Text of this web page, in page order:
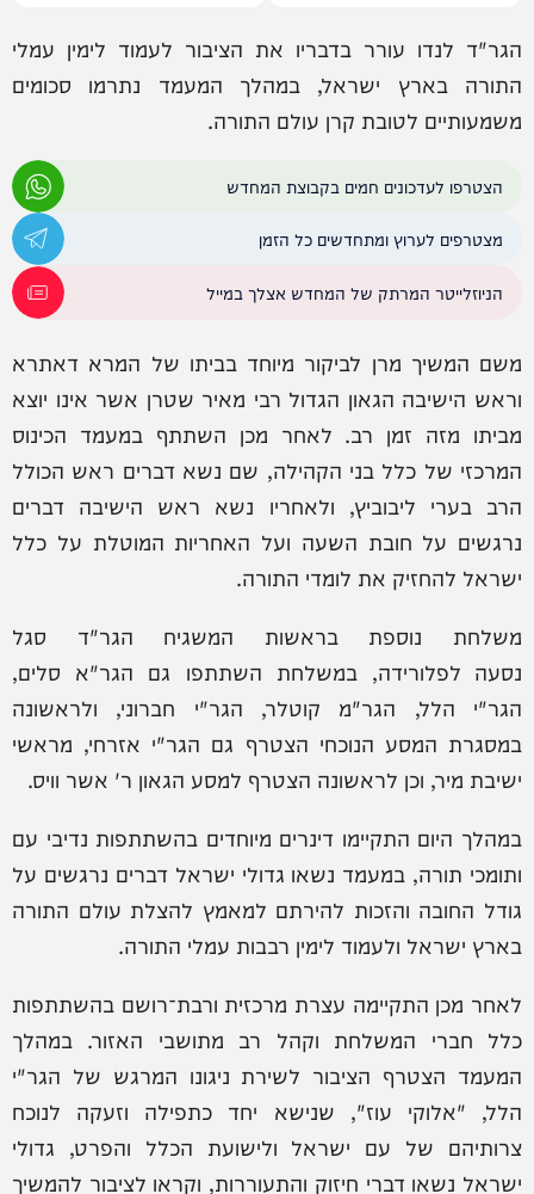
הגר"ד לנדו עורר בדבריו את הציבור לעמוד לימין עמלי
התורה בארץ ישראל, במהלך המעמד נתרמו סכומים
משמעותיים לטובת קרן עולם התורה.
הצטרפו לעדכונים חמים בקבוצת המחדש
מצטרפים לערוץ ומתחדשים כל הזמן
הניוזלייטר המרתק של המחדש אצלך במייל
משם המשיך מרן לביקור מיוחד בביתו של המרא דאתרא
וראש הישיבה הגאון הגדול רבי מאיר שטרן אשר אינו יוצא
מביתו מזה זמן רב. לאחר מכן השתתף במעמד הכינוס
המרכזי של כלל בני הקהילה, שם נשא דברים ראש הכולל
הרב בערי ליבוביץ, ולאחריו נשא ראש הישיבה דברים
נרגשים על חובת השעה ועל האחריות המוטלת על כלל
ישראל להחזיק את לומדי התורה.
משלחת נוספת בראשות המשגיח הגר"ד סגל
נסעה לפלורידה, במשלחת השתתפו גם הגר"א סלים,
הגר"י הלל, הגר"מ קוטלר, הגר"י חברוני, ולראשונה
במסגרת המסע הנוכחי הצטרף גם הגר"י אזרחי, מראשי
ישיבת מיר, וכן לראשונה הצטרף למסע הגאון ר' אשר וויס.
במהלך היום התקיימו דינרים מיוחדים בהשתתפות נדיבי עם
ותומכי תורה, במעמד נשאו גדולי ישראל דברים נרגשים על
גודל החובה והזכות להירתם למאמץ להצלת עולם התורה
בארץ ישראל ולעמוד לימין רבבות עמלי התורה.
לאחר מכן התקיימה עצרת מרכזית ורבת־רושם בהשתתפות
כלל חברי המשלחת וקהל רב מתושבי האזור. במהלך
המעמד הצטרף הציבור לשירת ניגונו המרגש של הגר"י
הלל, "אלוקי עוז", שנישא יחד כתפילה וזעקה לנוכח
צרותיהם של עם ישראל ולישועת הכלל והפרט, גדולי
ישראל נשאו דברי חיזוק והתעוררות, וקראו לציבור להמשיך